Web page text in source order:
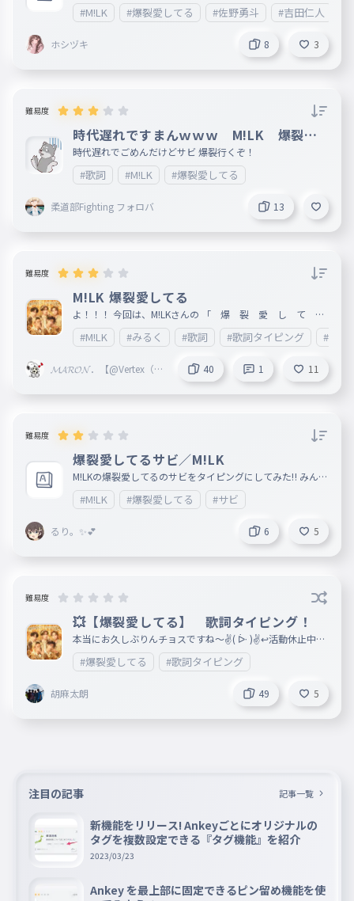
キミこそが太陽
ばくれつ こいこいこいこいこいしてる
046 シェアハピ 幸せ絶頂ピーポー
しぇあはぴ しあわせぜっちょうぴーぽー
047 曲げてく運命 未来は想うがまま
まげてくうんめい みらいはおもうがまま
048
いっしょういっしょにいたいっしょ！
#M!LK #爆裂愛してる #佐野勇斗 #吉田仁人
ホシヅキ 8 3
難易度
時代遅れですまんｗｗｗ M!LK 爆裂愛
してる サビ
時代遅れでごめんだけどサビ 爆裂行くぞ！
#歌詞 #M!LK #爆裂愛してる
柔道部Fighting フォロバ 13
難易度
M!LK 爆裂愛してる
よ！！！ 今回は、M!LKさんの 「 爆 裂 愛 し て る
」 です！！ ♡♡♡♡♡♡♡♡♡♡♡♡♡♡♡♡♡♡♡♡
♡♡♡♡♡♡♡♡ この曲は、100億万通りの愛を肯定するハ
イテンションなラブソング！ （説明少ない；）許せ ♡♡♡
♡♡♡♡♡♡♡♡♡♡♡♡♡♡♡♡♡♡♡♡♡♡♡♡♡ っ
てことで、みんな爆裂愛してる フォローといいね( ｀・∀・
´)ﾉﾖﾛｼｸ いっぱいしてね！」
#M!LK #みるく #歌詞 #歌詞タイピング #爆裂
𝓜𝓐𝓡𝓞𝓝．【@Vertex（to
40 1 11
難易度
爆裂愛してるサビ／M!LK
M!LKの爆裂愛してるのサビをタイピングにしてみた‼️ みんな
やってね〜！
#M!LK #爆裂愛してる #サビ
るり。✨️💕 6 5
難易度
💥【爆裂愛してる】 歌詞タイピング！
本当にお久しぶりんチョスですね〜✌( ᐕ )✌↩活動休止中の
阿呆 どうしても作りたかったんですよ⋯しょうがないでし
ょ？ ね〜よっしー(?) 【爆裂愛してる系URL】 必ず見よ
う(?) はいもう強制ですね⚓️ https://www.youtube.com/w
atch?v=hhPalbt5Cq8 https://www.youtube.com/watch?v=
20bYUQZOAeQ https://www.youtube.com/shorts/SPh8fxH
W4zI https://www.youtube.com/shorts/Ihyo7gSGOWA htt
ps://www.youtube.com/watch?v=Tv7Y-Z-HUmo https://w
#爆裂愛してる #歌詞タイピング
胡麻太朗 49 5
注目の記事 記事一覧
新機能をリリース! Ankeyごとにオリジナルの
タグを複数設定できる『タグ機能』を紹介
2023/03/23
Ankey を最上部に固定できるピン留め機能を使